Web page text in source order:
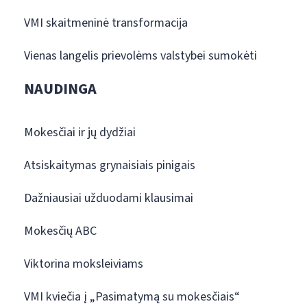
VMI skaitmeninė transformacija
Vienas langelis prievolėms valstybei sumokėti
NAUDINGA
Mokesčiai ir jų dydžiai
Atsiskaitymas grynaisiais pinigais
Dažniausiai užduodami klausimai
Mokesčių ABC
Viktorina moksleiviams
VMI kviečia į „Pasimatymą su mokesčiais“